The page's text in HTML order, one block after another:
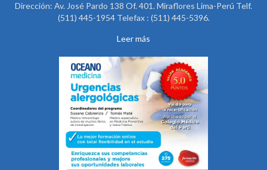
Dirección: Av. José Pardo 138 Of. 401. Miraflores Lima-Perú Telf.
(511) 445-1954 Telefax : (511) 445-5396.
Leer más